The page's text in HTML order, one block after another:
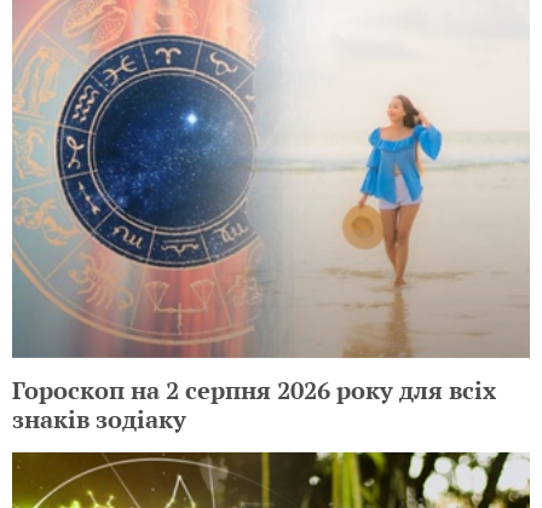
Гороскоп на 2 серпня 2026 року для всіх
знаків зодіаку